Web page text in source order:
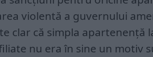
violentă a guvernului
clar că simpla apartenență
nu era în sine un motiv